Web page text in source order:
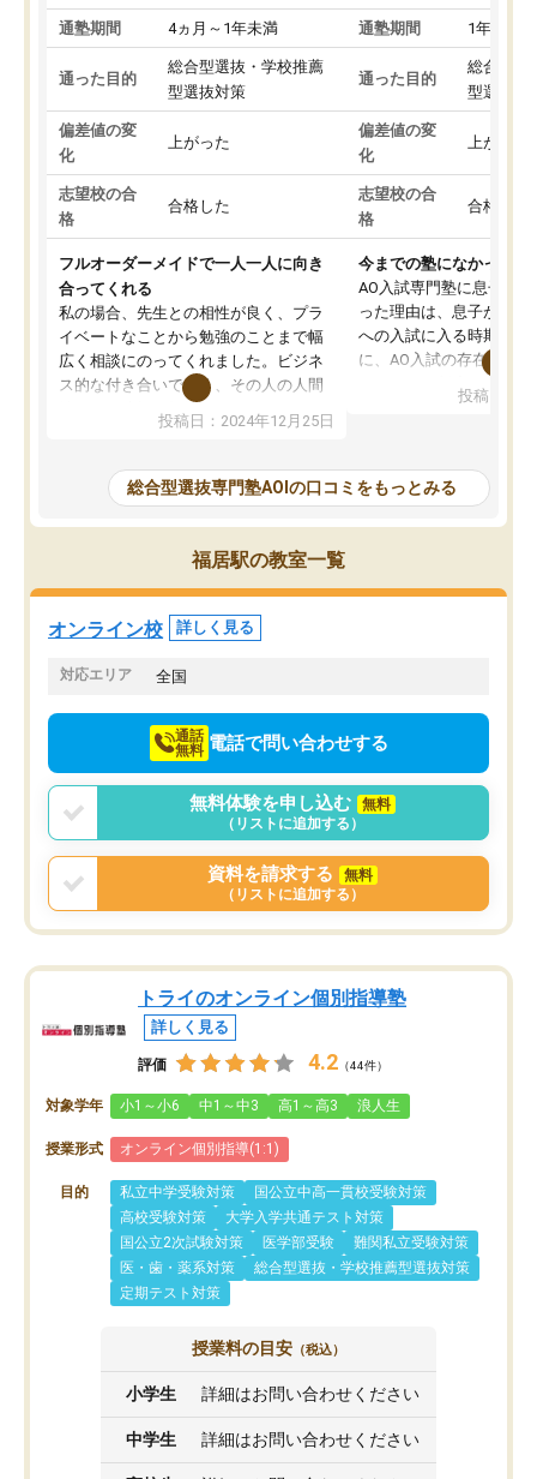
通塾期間 4ヵ月～1年未満
通った目的
総合型選抜・学校推薦
型選抜対策
偏差値の変
化
上がった
志望校の合
格
合格した
フルオーダーメイドで一人一人に向き
合ってくれる
私の場合、先生との相性が良く、プラ
イベートなことから勉強のことまで幅
広く相談にのってくれました。ビジネ
ス的な付き合いでなく、その人の人間
性までを適切に把握し、むきあってい
るなぁと強く感じることできました。
と相談すると、他の先生も紹介してく
ださり、客観的なアドバイスもいただ
くことができました（志望理由・自己
PR等の添削において）。そして、なに
より自習室が解放されている点がよか
ったです。友達と好きな時間に自習
し、お互いを高めあえる環境がありま
投稿日：2024年12月25日
通塾期間 1年以上
通った目的
総合型選
型選抜対
偏差値の変
化
上がった
志望校の合
格
合格した
今までの塾になかった
AO入試専門塾に息子を
った理由は、息子が高校
への入試に入る時期に差
に、AO入試の存在を息
たことから、AOIに入塾
で、AO入試を改めて知
それに対しての具体的な
ことでした。更に子供の
けてらっしゃいますので
投稿日：
総合型選抜専門塾AOIの口コミをもっとみる
福居駅の教室一覧
オンライン校 詳しく見る
対応エリア 全国
通話
無料 電話で問い合わせする
無料体験を申し込む
無料
（リストに追加する）
資料を請求する
無料
（リストに追加する）
トライのオンライン個別指導塾
詳しく見る
評価 4.2 （44件）
対象学年 小1～小6 中1～中3 高1～高3 浪人生
授業形式 オンライン個別指導(1:1)
目的 私立中学受験対策
国公立中高一貫校受験対策
高校受験対策
大学入学共通テスト対策
国公立2次試験対策
医学部受験
難関私立受験対策
医・歯・薬系対策
総合型選抜・学校推薦型選抜対策
定期テスト対策
授業料の目安 （税込）
小学生 詳細はお問い合わせください
中学生 詳細はお問い合わせください